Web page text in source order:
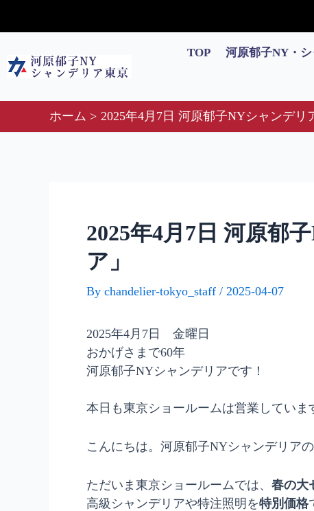
ス
ッ
TOP 河原郁子NY・
ホーム 2025年4月7日 河原郁子NYシャンデリ
2025年4月7日 河原郁
ア」
By chandelier-tokyo_staff / 2025-04-07
2025年4月7日 金曜日
おかげさまで60年
河原郁子NYシャンデリアです！
本日も東京ショールームは営業していま
こんにちは。河原郁子NYシャンデリア
ただいま東京ショールームでは、 春の大
高級シャンデリアや特注照明を特別価格